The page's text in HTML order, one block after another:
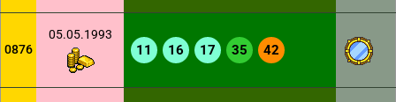
0876
05.05.1993
11 16 17 35 42